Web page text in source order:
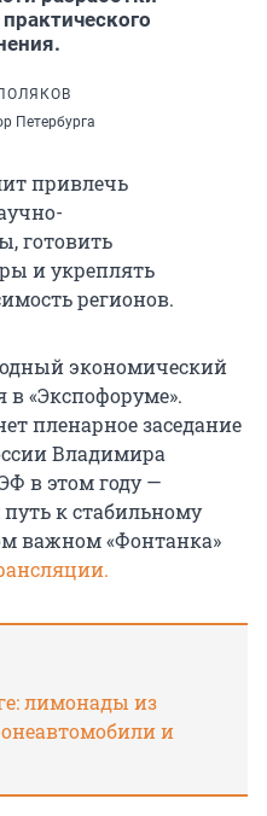
Петербурга
привлечь
готовить
и укреплять
регионов.
экономический
«Экспофоруме».
пленарное заседание
Владимира
в этом году —
к стабильному
важном «Фонтанка»
лимонады из
и